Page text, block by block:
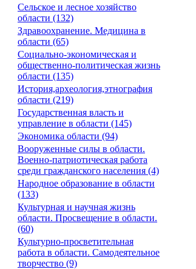
Сельское и лесное хозяйство
области (132)
Здравоохранение. Медицина в
области (65)
Социально-экономическая и
общественно-политическая жизнь
области (135)
История,археология,этнография
области (219)
Государственная власть и
управление в области (145)
Экономика области (94)
Вооруженные силы в области.
Военно-патриотическая работа
среди гражданского населения (4)
Народное образование в области
(133)
Культурная и научная жизнь
области. Просвещение в области.
(60)
Культурно-просветительная
работа в области. Самодеятельное
творчество (9)